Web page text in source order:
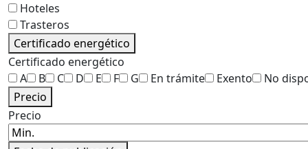
Hoteles
Trasteros
Certificado energético
Certificado energético
A
B C D E F G En trámite Exento
No
Precio
Precio